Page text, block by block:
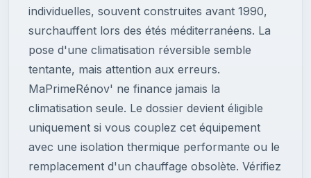
individuelles, souvent construites avant 1990,
surchauffent lors des étés méditerranéens. La
pose d'une climatisation réversible semble
tentante, mais attention aux erreurs.
MaPrimeRénov' ne finance jamais la
climatisation seule. Le dossier devient éligible
uniquement si vous couplez cet équipement
avec une isolation thermique performante ou le
remplacement d'un chauffage obsolète. Vérifiez